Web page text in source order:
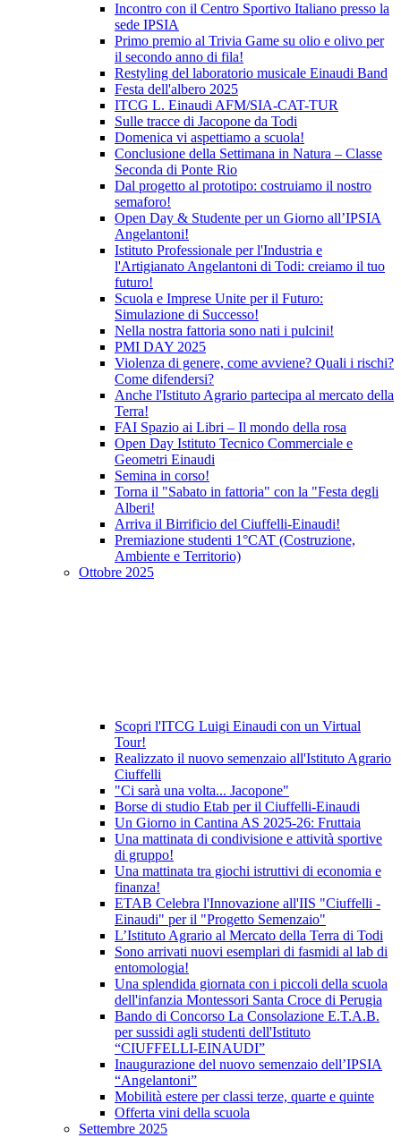
Incontro con il Centro Sportivo Italiano presso la
sede IPSIA
Primo premio al Trivia Game su olio e olivo per
il secondo anno di fila!
Restyling del laboratorio musicale Einaudi Band
Festa dell'albero 2025
ITCG L. Einaudi AFM/SIA-CAT-TUR
Sulle tracce di Jacopone da Todi
Domenica vi aspettiamo a scuola!
Conclusione della Settimana in Natura – Classe
Seconda di Ponte Rio
Dal progetto al prototipo: costruiamo il nostro
semaforo!
Open Day & Studente per un Giorno all’IPSIA
Angelantoni!
Istituto Professionale per l'Industria e
l'Artigianato Angelantoni di Todi: creiamo il tuo
futuro!
Scuola e Imprese Unite per il Futuro:
Simulazione di Successo!
Nella nostra fattoria sono nati i pulcini!
PMI DAY 2025
Violenza di genere, come avviene? Quali i rischi?
Come difendersi?
Anche l'Istituto Agrario partecipa al mercato della
Terra!
FAI Spazio ai Libri – Il mondo della rosa
Open Day Istituto Tecnico Commerciale e
Geometri Einaudi
Semina in corso!
Torna il "Sabato in fattoria" con la "Festa degli
Alberi!
Arriva il Birrificio del Ciuffelli-Einaudi!
Premiazione studenti 1°CAT (Costruzione,
Ambiente e Territorio)
Ottobre 2025
Scopri l'ITCG Luigi Einaudi con un Virtual
Tour!
Realizzato il nuovo semenzaio all'Istituto Agrario
Ciuffelli
"Ci sarà una volta... Jacopone"
Borse di studio Etab per il Ciuffelli-Einaudi
Un Giorno in Cantina AS 2025-26: Fruttaia
Una mattinata di condivisione e attività sportive
di gruppo!
Una mattinata tra giochi istruttivi di economia e
finanza!
ETAB Celebra l'Innovazione all'IIS "Ciuffelli -
Einaudi" per il "Progetto Semenzaio"
L’Istituto Agrario al Mercato della Terra di Todi
Sono arrivati nuovi esemplari di fasmidi al lab di
entomologia!
Una splendida giornata con i piccoli della scuola
dell'infanzia Montessori Santa Croce di Perugia
Bando di Concorso La Consolazione E.T.A.B.
per sussidi agli studenti dell'Istituto
“CIUFFELLI-EINAUDI”
Inaugurazione del nuovo semenzaio dell’IPSIA
“Angelantoni”
Mobilità estere per classi terze, quarte e quinte
Offerta vini della scuola
Settembre 2025